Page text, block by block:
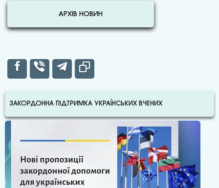
АРХІВ НОВИН
ЗАКОРДОННА ПІДТРИМКА УКРАЇНСЬКИХ ВЧЕНИХ